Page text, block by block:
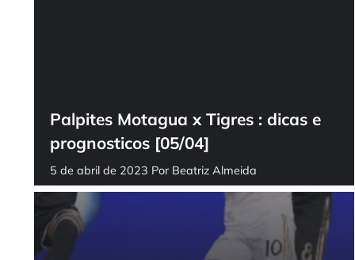
Palpites Motagua x Tigres : dicas e
prognosticos [05/04]
5 de abril de 2023 Por Beatriz Almeida